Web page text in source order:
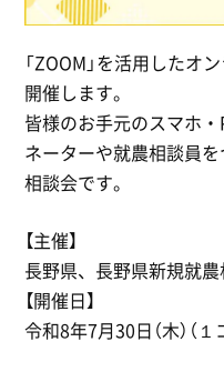
「ZOOM」を活用したオ
開催します。
皆様のお手元のスマホ
ネーターや就農相談員
相談会です。
【主催】
長野県、長野県新規就
【開催日】
令和8年7月30日（木）（